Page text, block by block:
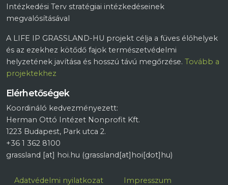
Intézkedési Terv stratégiai intézkedéseinek
megvalósításával
A LIFE IP GRASSLAND-HU projekt célja a füves élőhelyek
és az ezekhez kötődő fajok természetvédelmi
helyzetének javítása és hosszú távú megőrzése. Tovább a
projektekhez
Elérhetőségek
Koordináló kedvezményezett:
Herman Ottó Intézet Nonprofit Kft.
1223 Budapest, Park utca 2.
+36 1 362 8100
grassland [at] hoi.hu (grassland[at]hoi[dot]hu)
Lábléc
Adatvédelmi nyilatkozat Impresszum